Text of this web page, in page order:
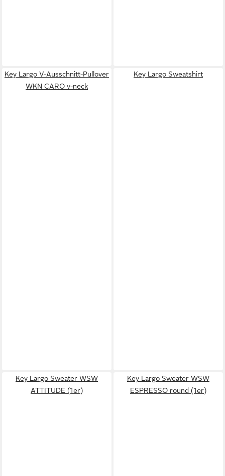
Key Largo V-Ausschnitt-Pullover
WKN CARO v-neck
Key Largo Sweatshirt
Key Largo Sweater WSW
ATTITUDE (1er)
Key Largo Sweater WSW
ESPRESSO round (1er)